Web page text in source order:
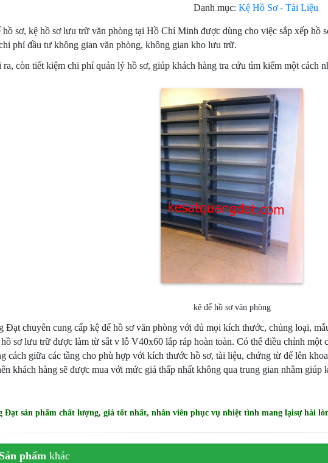
Danh mục: Kệ Hồ Sơ - Tài Liệu
hồ sơ, kệ hồ sơ lưu trữ văn phòng tại Hồ Chí Minh được dùng cho việc sắp xếp hồ
phí đầu tư không gian văn phòng, không gian kho lưu trữ.
ra, còn tiết kiệm chi phí quản lý hồ sơ, giúp khách hàng tra cứu tìm kiếm một cách
kệ để hồ sơ văn phòng
Đạt chuyên cung cấp kệ để hồ sơ văn phòng với đủ mọi kích thước, chủng loại,
sơ lưu trữ được làm từ sắt v lỗ V40x60 lắp ráp hoàn toàn. Có thể điều chỉnh một
cách giữa các tầng cho phù hợp với kích thước hồ sơ, tài liệu, chứng từ để lên
khách hàng sẽ được mua với mức giá thấp nhất không qua trung gian nhằm giúp
Đạt sản phẩm chất lượng, giá tốt nhất, nhân viên phục vụ nhiệt tình mang lạisự hài
Sản phẩm khác